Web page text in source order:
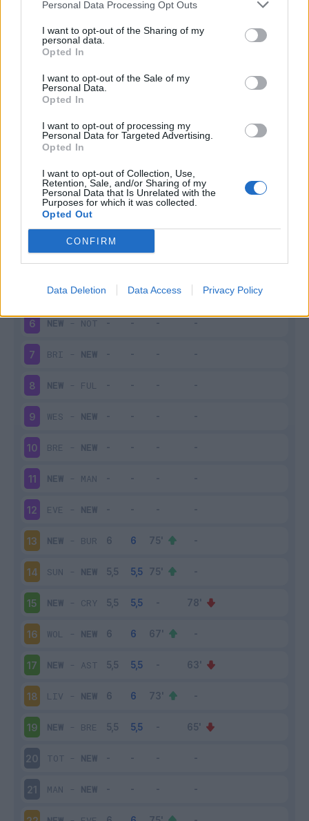
Personal Data Processing Opt Outs
I want to opt-out of the Sharing of my
personal data.
Opted In
I want to opt-out of the Sale of my
Personal Data.
Opted In
I want to opt-out of processing my
Personal Data for Targeted Advertising.
Opted In
I want to opt-out of Collection, Use,
Retention, Sale, and/or Sharing of my
Personal Data that Is Unrelated with the
Purposes for which it was collected.
Opted Out
CONFIRM
Data Deletion Data Access Privacy Policy
5 - 17
Scarica riepilogo
stagionale
Giornata Voto FV Entrato Uscito
3 NEW-WOL
4 BOU-NEW
NEW-ARS
6 NEW - NOT
7 BRI - NEW
8 NEW - FUL
9 WES - NEW
10 BRE - NEW
11 NEW - MAN
12 EVE - NEW
13 NEW - BUR
14 SUN - NEW
15 NEW - CRY
16 WOL - NEW
17 NEW - AST
18 LIV - NEW
19 NEW - BRE
20 TOT - NEW
21 MAN - NEW